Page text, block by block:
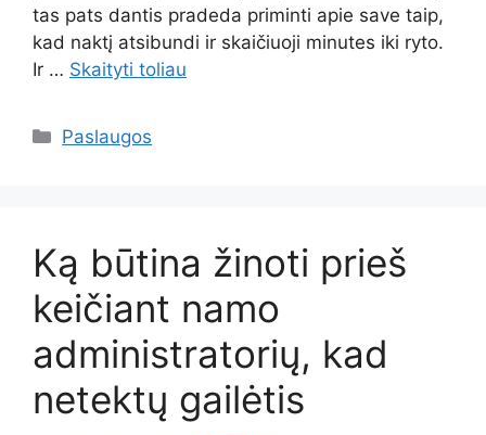
tas pats dantis pradeda priminti apie save taip,
kad naktį atsibundi ir skaičiuoji minutes iki ryto.
Ir … Skaityti toliau
Kategorijos
Paslaugos
Ką būtina žinoti prieš
keičiant namo
administratorių, kad
netektų gailėtis